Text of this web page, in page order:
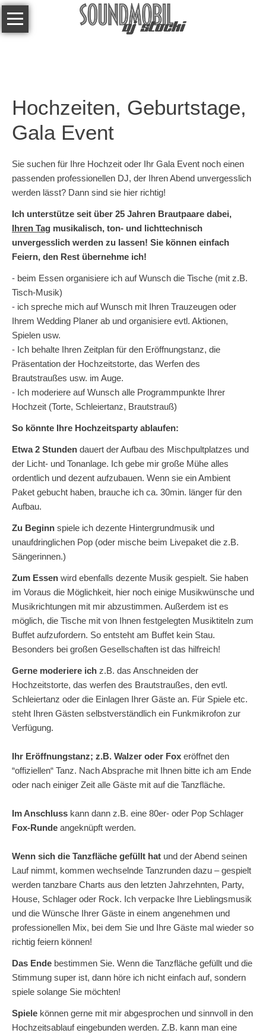
Navigation
überspringen
Über
mich
Kontakt
Links
Hochzeiten, Geburtstage,
Gala Event
Sie suchen für Ihre Hochzeit oder Ihr Gala Event noch einen
passenden professionellen DJ, der Ihren Abend unvergesslich
werden lässt? Dann sind sie hier richtig!
Ich unterstütze seit über 25 Jahren Brautpaare dabei,
Ihren Tag musikalisch, ton- und lichttechnisch
unvergesslich werden zu lassen! Sie können einfach
Feiern, den Rest übernehme ich!
- beim Essen organisiere ich auf Wunsch die Tische (mit z.B.
Tisch-Musik)
- ich spreche mich auf Wunsch mit Ihren Trauzeugen oder
Ihrem Wedding Planer ab und organisiere evtl. Aktionen,
Spielen usw.
- Ich behalte Ihren Zeitplan für den Eröffnungstanz, die
Präsentation der Hochzeitstorte, das Werfen des
Brautstraußes usw. im Auge.
- Ich moderiere auf Wunsch alle Programmpunkte Ihrer
Hochzeit (Torte, Schleiertanz, Brautstrauß)
So könnte Ihre Hochzeitsparty ablaufen:
Etwa 2 Stunden dauert der Aufbau des Mischpultplatzes und
der Licht- und Tonanlage. Ich gebe mir große Mühe alles
ordentlich und dezent aufzubauen. Wenn sie ein Ambient
Paket gebucht haben, brauche ich ca. 30min. länger für den
Aufbau.
Zu Beginn spiele ich dezente Hintergrundmusik und
unaufdringlichen Pop (oder mische beim Livepaket die z.B.
Sängerinnen.)
Zum Essen wird ebenfalls dezente Musik gespielt. Sie haben
im Voraus die Möglichkeit, hier noch einige Musikwünsche und
Musikrichtungen mit mir abzustimmen. Außerdem ist es
möglich, die Tische mit von Ihnen festgelegten Musiktiteln zum
Buffet aufzufordern. So entsteht am Buffet kein Stau.
Besonders bei großen Gesellschaften ist das hilfreich!
Gerne moderiere ich z.B. das Anschneiden der
Hochzeitstorte, das werfen des Brautstraußes, den evtl.
Schleiertanz oder die Einlagen Ihrer Gäste an. Für Spiele etc.
steht Ihren Gästen selbstverständlich ein Funkmikrofon zur
Verfügung.
Ihr Eröffnungstanz; z.B. Walzer oder Fox eröffnet den
“offiziellen“ Tanz. Nach Absprache mit Ihnen bitte ich am Ende
oder nach einiger Zeit alle Gäste mit auf die Tanzfläche.
Im Anschluss kann dann z.B. eine 80er- oder Pop Schlager
Fox-Runde angeknüpft werden.
Wenn sich die Tanzfläche gefüllt hat und der Abend seinen
Lauf nimmt, kommen wechselnde Tanzrunden dazu – gespielt
werden tanzbare Charts aus den letzten Jahrzehnten, Party,
House, Schlager oder Rock. Ich verpacke Ihre Lieblingsmusik
und die Wünsche Ihrer Gäste in einem angenehmen und
professionellen Mix, bei dem Sie und Ihre Gäste mal wieder so
richtig feiern können!
Das Ende bestimmen Sie. Wenn die Tanzfläche gefüllt und die
Stimmung super ist, dann höre ich nicht einfach auf, sondern
spiele solange Sie möchten!
Spiele können gerne mit mir abgesprochen und sinnvoll in den
Hochzeitsablauf eingebunden werden. Z.B. kann man eine